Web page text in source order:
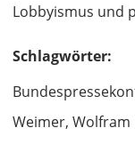
Lobbyismus und
Schlagwörter:
Weimer, Wolfram